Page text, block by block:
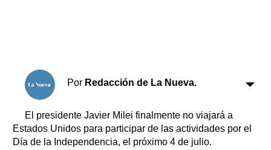
Por Redacción de La Nueva.
El presidente Javier Milei finalmente no viajará a
Estados Unidos para participar de las actividades por el
Día de la Independencia, el próximo 4 de julio.